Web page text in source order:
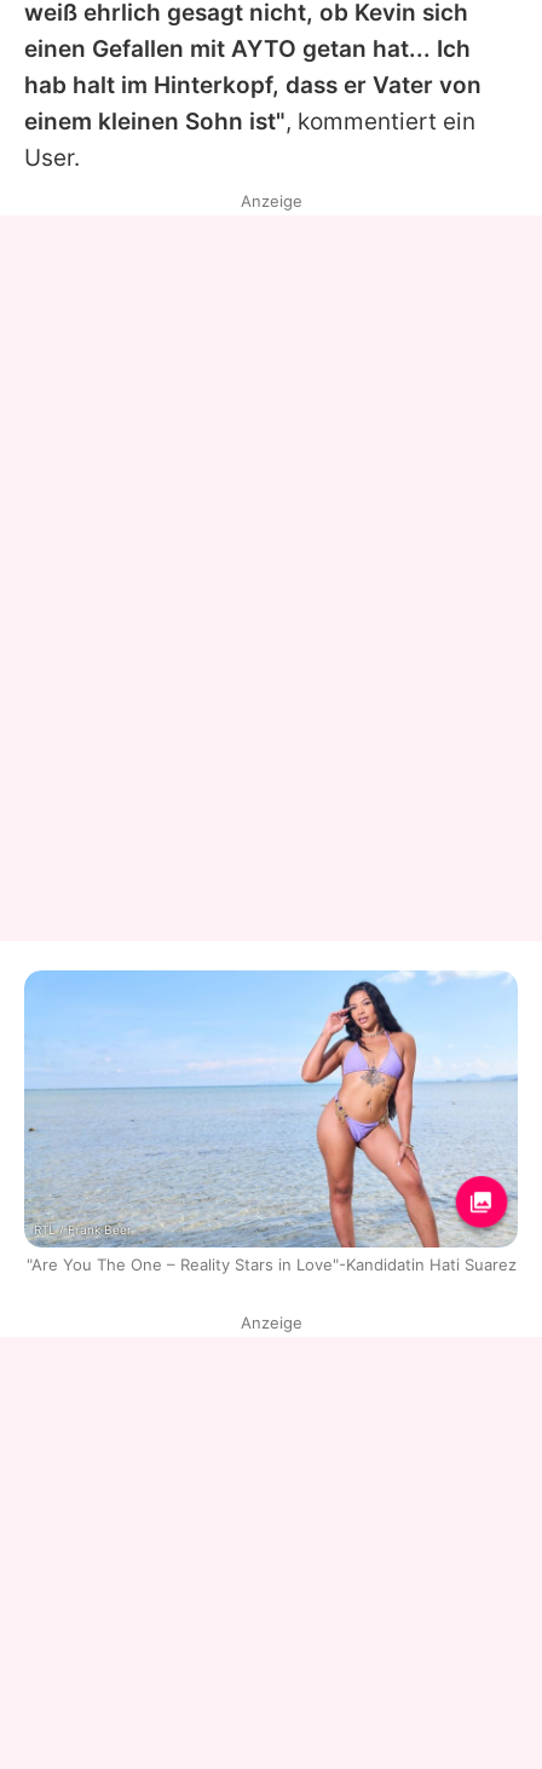
weiß ehrlich gesagt nicht, ob Kevin sich
einen Gefallen mit AYTO getan hat... Ich
hab halt im Hinterkopf, dass er Vater von
einem kleinen Sohn ist", kommentiert ein
User.
Anzeige
RTL / Frank Beer
"Are You The One – Reality Stars in Love"-Kandidatin Hati Suarez
Anzeige